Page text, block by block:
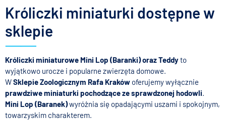
Króliczki miniaturki dostępne w
sklepie
Króliczki miniaturowe Mini Lop (Baranki) oraz Teddyto
wyjątkowo urocze i popularne zwierzęta domowe.
WSklepie Zoologicznym Rafa Kraków oferujemy wyłącznie
prawdziwe miniaturki pochodzące ze sprawdzonej hodowli.
Mini Lop (Baranek)wyróżnia się opadającymi uszami i spokojnym,
towarzyskim charakterem.